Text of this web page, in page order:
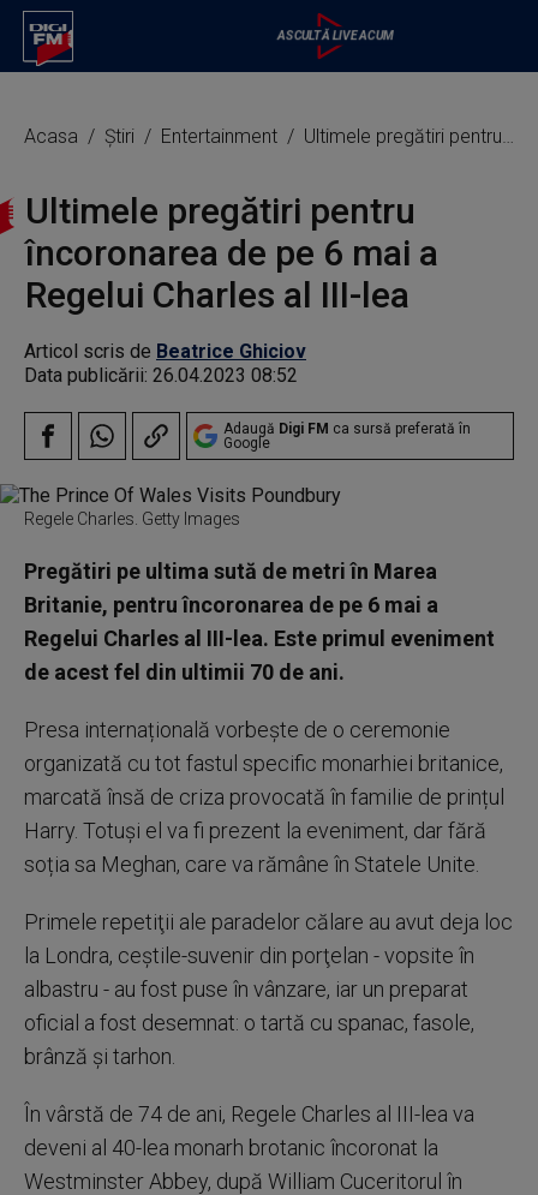
Acasa Știri Entertainment Ultimele pregătiri pentru încoronarea de pe 6 mai a Regelui Charles al III-lea
Ultimele pregătiri pentru
încoronarea de pe 6 mai a
Regelui Charles al III-lea
Articol scris de Beatrice Ghiciov
Data publicării: 26.04.2023 08:52
Adaugă Digi FM ca sursă preferată în
Google
Regele Charles. Getty Images
Pregătiri pe ultima sută de metri în Marea
Britanie, pentru încoronarea de pe 6 mai a
Regelui Charles al III-lea. Este primul eveniment
de acest fel din ultimii 70 de ani.
Presa internațională vorbește de o ceremonie
organizată cu tot fastul specific monarhiei britanice,
marcată însă de criza provocată în familie de prințul
Harry. Totuși el va fi prezent la eveniment, dar fără
soția sa Meghan, care va rămâne în Statele Unite.
Primele repetiţii ale paradelor călare au avut deja loc
la Londra, ceştile-suvenir din porţelan - vopsite în
albastru - au fost puse în vânzare, iar un preparat
oficial a fost desemnat: o tartă cu spanac, fasole,
brânză şi tarhon.
În vârstă de 74 de ani, Regele Charles al III-lea va
deveni al 40-lea monarh brotanic încoronat la
Westminster Abbey, după William Cuceritorul în